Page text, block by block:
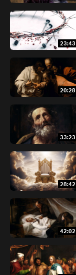
23:43
20:28
33:23
28:42
42:02